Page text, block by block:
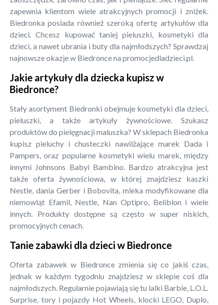
zapewnia klientom wiele atrakcyjnych promocji i zniżek.
Biedronka posiada również szeroką ofertę artykułów dla
dzieci. Chcesz kupować taniej pieluszki, kosmetyki dla
dzieci, a nawet ubrania i buty dla najmłodszych? Sprawdzaj
najnowsze okazje w Biedronce na promocjedladzieci.pl.
Jakie artykuły dla dziecka kupisz w
Biedronce?
Stały asortyment Biedronki obejmuje kosmetyki dla dzieci,
pieluszki, a także artykuły żywnościowe. Szukasz
produktów do pielęgnacji maluszka? W sklepach Biedronka
kupisz pieluchy i chusteczki nawilżające marek Dada i
Pampers, oraz popularne kosmetyki wielu marek, między
innymi Johnsons Babyi Bambino. Bardzo atrakcyjna jest
także oferta żywnościowa, w której znajdziesz kaszki
Nestle, dania Gerber i Bobovita, mleka modyfikowane dla
niemowląt Efamil, Nestle, Nan Optipro, Beliblon i wiele
innych. Produkty dostępne są często w super niskich,
promocyjnych cenach.
Tanie zabawki dla dzieci w Biedronce
Oferta zabawek w Biedronce zmienia się co jakiś czas,
jednak w każdym tygodniu znajdziesz w sklepie coś dla
najmłodszych. Regularnie pojawiają się tu lalki Barbie, L.O.L.
Surprise, tory i pojazdy Hot Wheels, klocki LEGO, Duplo,